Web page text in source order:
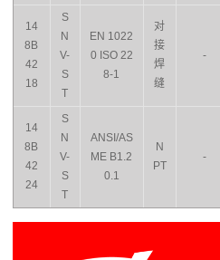
14
8B
42
18
S
N
V-
S
T
EN 1022
0 ISO 22
8-1
对
接
焊
缝
-
14
8B
42
24
S
N
V-
S
T
ANSI/AS
ME B1.2
0.1
N
PT
-